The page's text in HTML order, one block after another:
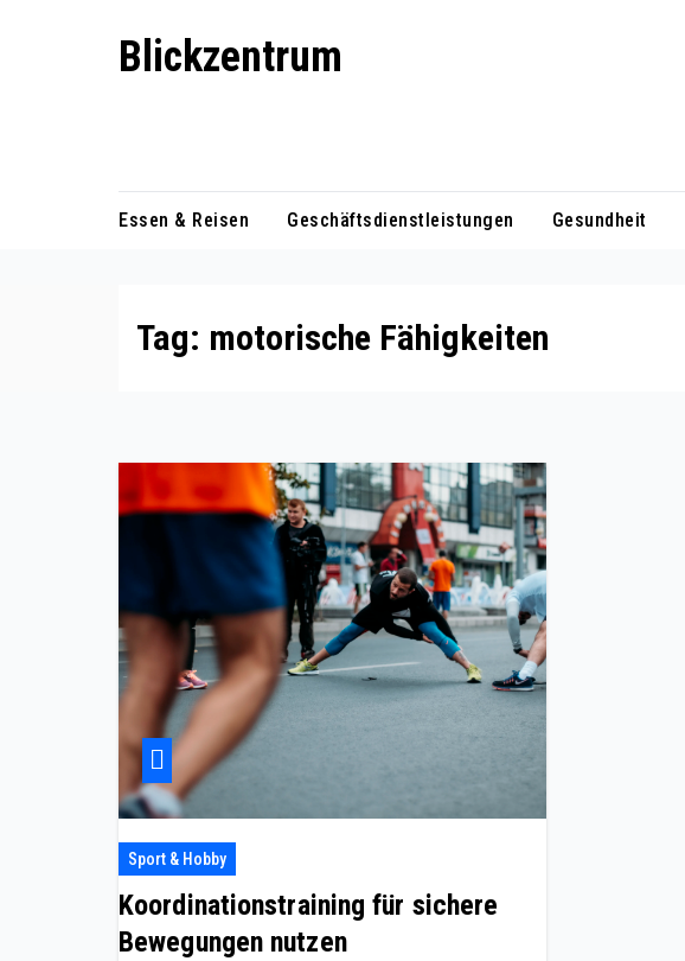
Blickzentrum
Essen & Reisen Geschäftsdienstleistungen Gesundheit
Tag: motorische Fähigkeiten
Sport & Hobby
Koordinationstraining für sichere
Bewegungen nutzen